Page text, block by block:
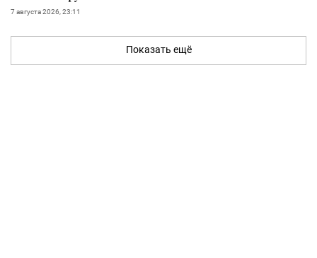
7 августа 2026, 23:11
Показать ещё